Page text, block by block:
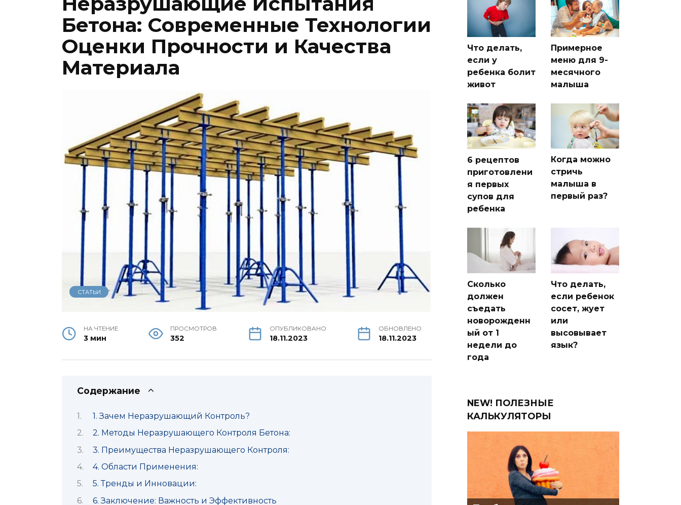
Бетона: Современные Технологии
Оценки Прочности и Качества
Материала
СТАТЬИ
НА ЧТЕНИЕ
3 мин
ПРОСМОТРОВ
352
ОПУБЛИКОВАНО
18.11.2023
ОБНОВЛЕНО
18.11.2023
Содержание
1. Зачем Неразрушающий Контроль?
2. Методы Неразрушающего Контроля Бетона:
3. Преимущества Неразрушающего Контроля:
4. Области Применения:
5. Тренды и Инновации:
6. Заключение: Важность и Эффективность
Что делать,
если у
ребенка болит
живот
Примерное
меню для 9-
месячного
малыша
6 рецептов
приготовлени
я первых
супов для
ребенка
Когда можно
стричь
малыша в
первый раз?
Сколько
должен
съедать
новорожденн
ый от 1
недели до
года
Что делать,
если ребенок
сосет, жует
или
высовывает
язык?
NEW! ПОЛЕЗНЫЕ
КАЛЬКУЛЯТОРЫ